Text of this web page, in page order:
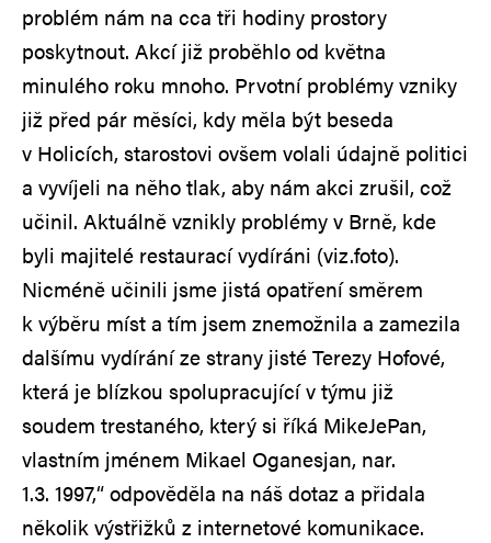
problém nám na cca tři hodiny prostory
poskytnout. Akcí již proběhlo od května
minulého roku mnoho. Prvotní problémy vzniky
již před pár měsíci, kdy měla být beseda
v Holicích, starostovi ovšem volali údajně politici
a vyvíjeli na něho tlak, aby nám akci zrušil, což
učinil. Aktuálně vznikly problémy v Brně, kde
byli majitelé restaurací vydíráni (viz.foto).
Nicméně učinili jsme jistá opatření směrem
k výběru míst a tím jsem znemožnila a zamezila
dalšímu vydírání ze strany jisté Terezy Hofové,
která je blízkou spolupracující v týmu již
soudem trestaného, který si říká MikeJePan,
vlastním jménem Mikael Oganesjan, nar.
1.3. 1997,“ odpověděla na náš dotaz a přidala
několik výstřižků z internetové komunikace.